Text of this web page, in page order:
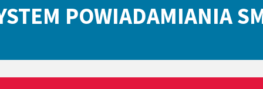
POWIADAMIANIA